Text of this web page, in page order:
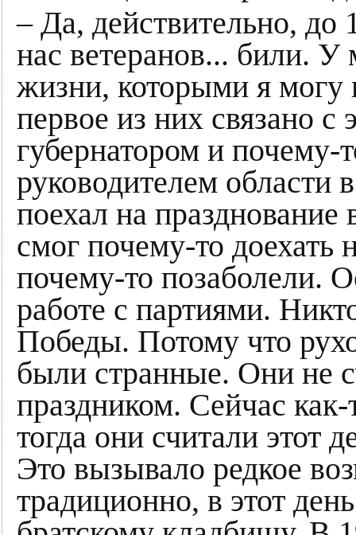
– Да, действительно,
нас ветеранов... били. У
жизни, которыми я могу
первое из них связано
губернатором и почему-
руководителем области
поехал на
смог почему-то доехать
почему-то позаболели.
работе с партиями.
Победы. Потому что
были странные. Они не
праздником. Сейчас
тогда они считали этот
Это вызывало редкое
традиционно, в этот